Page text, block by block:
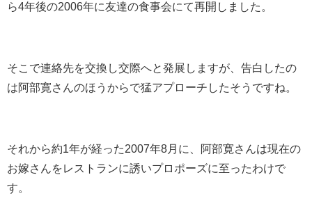
ら4年後の2006年に友達の食事会にて再開しました。
そこで連絡先を交換し交際へと発展しますが、告白したの
は阿部寛さんのほうからで猛アプローチしたそうですね。
それから約1年が経った2007年8月に、阿部寛さんは現在の
お嫁さんをレストランに誘いプロポーズに至ったわけで
す。